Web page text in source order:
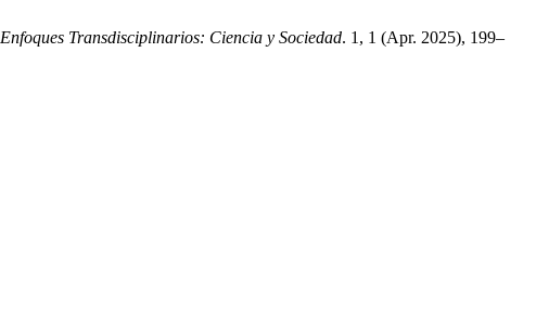
Enfoques Transdisciplinarios: Ciencia y Sociedad. 1, 1 (Apr. 2025), 199–